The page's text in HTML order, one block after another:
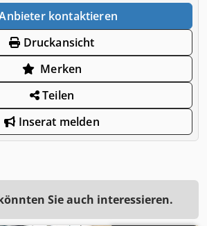
kontaktieren
Druckansicht
Merken
Teilen
Inserat melden
Sie auch interessieren.